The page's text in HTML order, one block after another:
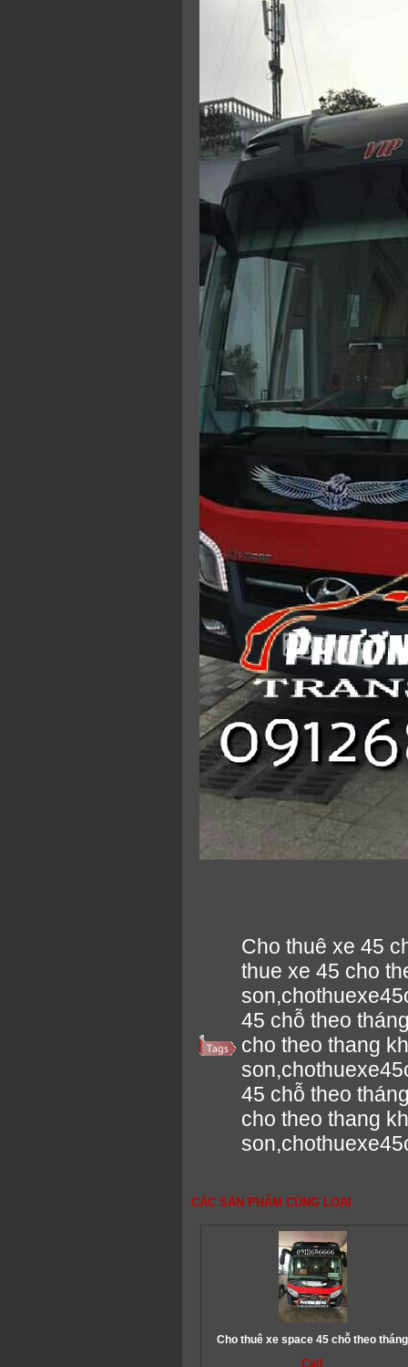
Cho thuê xe 45
thue xe 45 cho
45 chỗ theo
cho theo thang
45 chỗ theo
cho theo thang
CÁC SẢN PHẨM CÙNG LOẠI
Cho thuê xe space 45 chỗ theo tháng
Call